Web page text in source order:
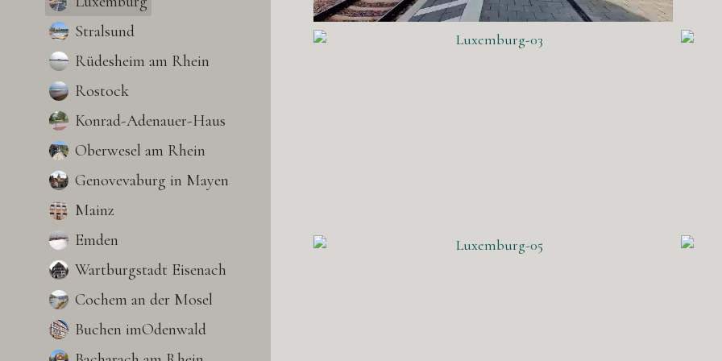
Stralsund
Rüdesheim am Rhein
Rostock
Konrad-Adenauer-Haus
Oberwesel am Rhein
Genovevaburg in Mayen
Mainz
Emden
Wartburgstadt Eisenach
Cochem an der Mosel
Buchen imOdenwald